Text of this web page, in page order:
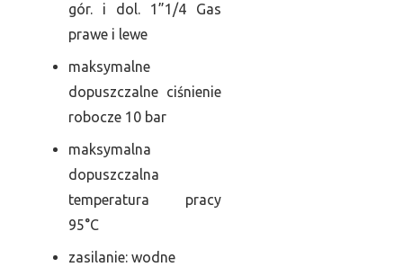
gór. i dol. 1”1/4 Gas
prawe i lewe
maksymalne
dopuszczalne ciśnienie
robocze 10 bar
maksymalna
dopuszczalna
temperatura pracy
95°C
zasilanie: wodne